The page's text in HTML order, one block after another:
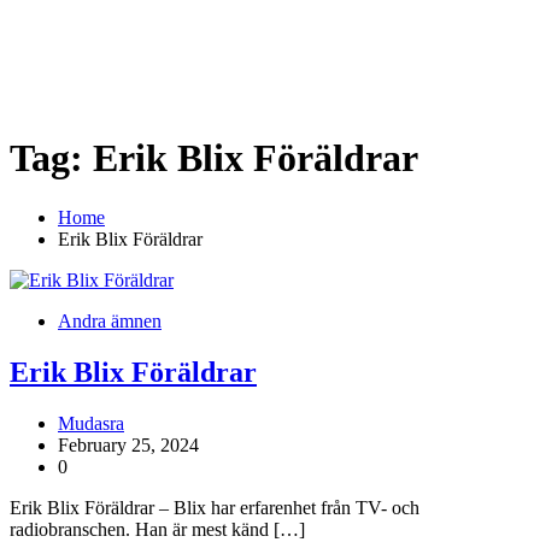
Tag: Erik Blix Föräldrar
Home
Erik Blix Föräldrar
Andra ämnen
Erik Blix Föräldrar
Mudasra
February 25, 2024
0
Erik Blix Föräldrar – Blix har erfarenhet från TV- och
radiobranschen. Han är mest känd […]